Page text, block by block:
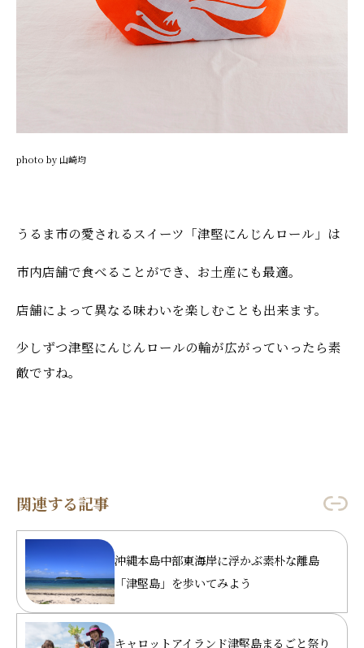
photo by 山崎均
うるま市の愛されるスイーツ「津堅にんじんロール」は
市内店舗で食べることができ、お土産にも最適。
店舗によって異なる味わいを楽しむことも出来ます。
少しずつ津堅にんじんロールの輪が広がっていったら素
敵ですね。
関連する記事
沖縄本島中部東海岸に浮かぶ素朴な離島
「津堅島」を歩いてみよう
キャロットアイランド津堅島まるごと祭り